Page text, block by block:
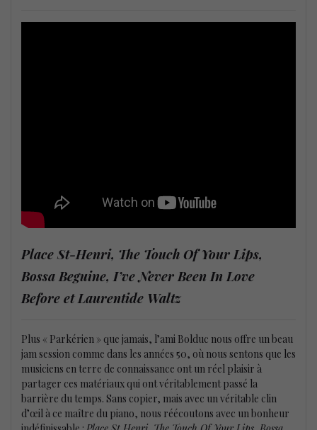
Place St-Henri, The Touch Of Your Lips,
Bossa Beguine, I’ve Never Been In Love
Before et Laurentide Waltz
Plus « Parkérien » que jamais, l’ami Bolduc nous offre un beau
jam session comme dans les années 50, où nous sentons que les
musiciens en terre de connaissance ont un réel plaisir à
partager ces matériaux qui ont véritablement passé la
barrière du temps. Sans copier, mais avec un véritable clin
d’œil à ce maître du piano, nous réécoutons avec un bonheur